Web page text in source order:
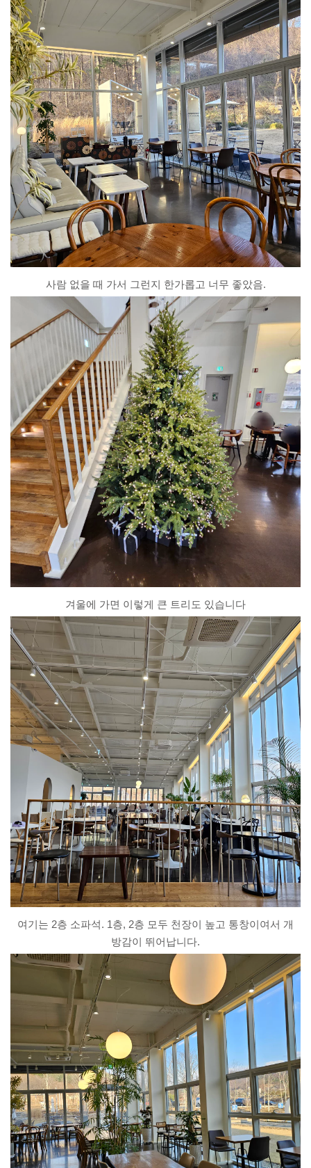
사람 없을 때 가서 그런지 한가롭고 너무 좋았음.
겨울에 가면 이렇게 큰 트리도 있습니다
여기는 2층 소파석. 1층, 2층 모두 천장이 높고 통창이여서 개
방감이 뛰어납니다.